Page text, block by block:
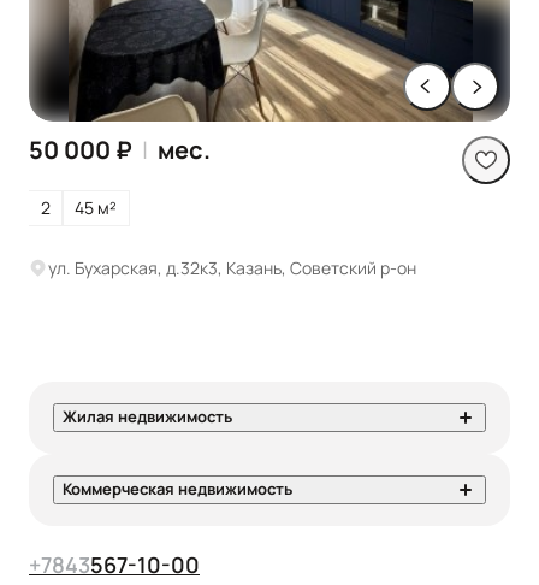
50 000 ₽ | мес.
2 45 м²
ул. Бухарская, д.32к3, Казань, Советский р-он
Жилая недвижимость
Коммерческая недвижимость
+7843567-10-00